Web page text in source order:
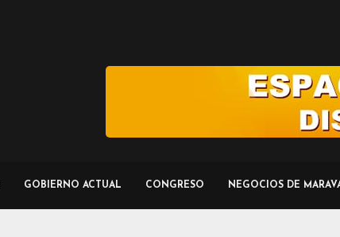
GOBIERNO ACTUAL CONGRESO NEGOCIOS DE